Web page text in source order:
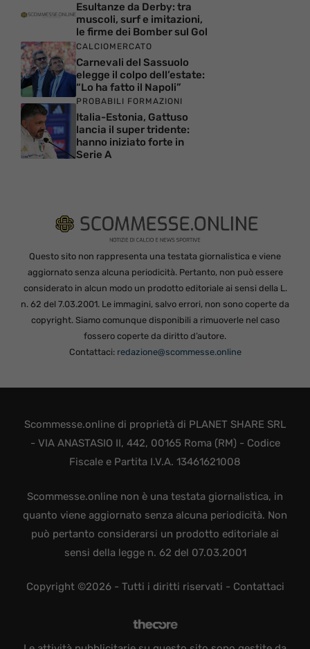
Esultanze da Derby: tra
muscoli, surf e imitazioni,
le firme dei Bomber sul Gol
CALCIOMERCATO
Carnevali del Sassuolo
elegge il colpo dell’estate:
“Lo ha fatto il Napoli”
PROBABILI FORMAZIONI
Italia-Estonia, Gattuso
lancia il super tridente:
hanno iniziato forte in
Serie A
Questo sito non rappresenta una testata giornalistica e viene
aggiornato senza alcuna periodicità. Pertanto, non può essere
considerato in alcun modo un prodotto editoriale ai sensi della L.
n. 62 del 7.03.2001. Le immagini, salvo errori, non sono coperte da
copyright. Siamo comunque disponibili a rimuoverle nel caso
fossero coperte da diritto d’autore.
Contattaci: redazione@scommesse.online
Scommesse.online di proprietà di PLANET SHARE SRL
- VIA ANASTASIO II, 442, 00165 Roma (RM) - Codice
Fiscale e Partita I.V.A. 13461621008
Scommesse.online non è una testata giornalistica, in
quanto viene aggiornato senza alcuna periodicità. Non
può pertanto considerarsi un prodotto editoriale ai
sensi della legge n. 62 del 07.03.2001
Copyright ©2026 - Tutti i diritti riservati - Contattaci